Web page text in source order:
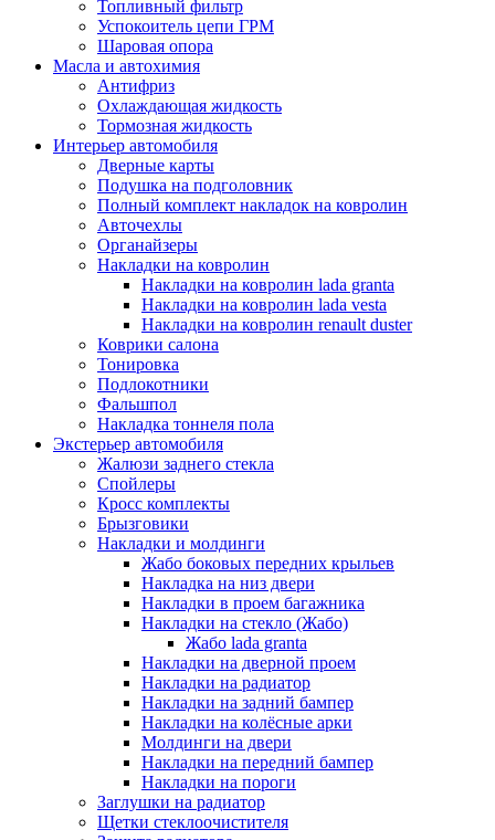
Топливный фильтр
Успокоитель цепи ГРМ
Шаровая опора
Масла и автохимия
Антифриз
Охлаждающая жидкость
Тормозная жидкость
Интерьер автомобиля
Дверные карты
Подушка на подголовник
Полный комплект накладок на ковролин
Авточехлы
Органайзеры
Накладки на ковролин
Накладки на ковролин lada granta
Накладки на ковролин lada vesta
Накладки на ковролин renault duster
Коврики салона
Тонировка
Подлокотники
Фальшпол
Накладка тоннеля пола
Экстерьер автомобиля
Жалюзи заднего стекла
Спойлеры
Кросс комплекты
Брызговики
Накладки и молдинги
Жабо боковых передних крыльев
Накладка на низ двери
Накладки в проем багажника
Накладки на стекло (Жабо)
Жабо lada granta
Накладки на дверной проем
Накладки на радиатор
Накладки на задний бампер
Накладки на колёсные арки
Молдинги на двери
Накладки на передний бампер
Накладки на пороги
Заглушки на радиатор
Щетки стеклоочистителя